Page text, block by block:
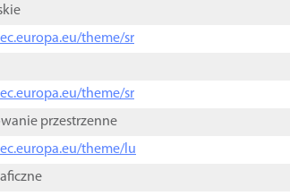
theme/sr
theme/sr
przestrzenne
theme/lu